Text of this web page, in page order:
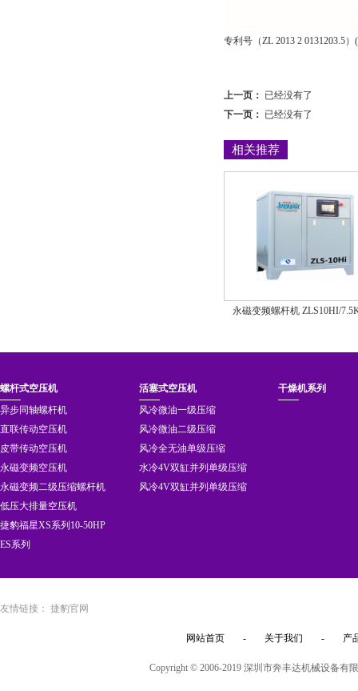
专利号（ZL 2013 2 0131203.5）
上一页： 已经没有了
下一页： 已经没有了
相关推荐
永磁变频螺杆机 ZLS10HI/
螺杆式空压机
异步同轴螺杆机
直联传动空压机
皮带传动空压机
永磁变频空压机
永磁变频二级压缩螺杆机
低压大排量空压机
捷豹福星XS系列10-50HP
ES系列
活塞式空压机
风冷微油一级压缩
风冷微油二级压缩
风冷全无油单级压缩
水冷4V双缸并列单级压缩
风冷4V双缸并列单级压缩
干燥机系列
友情链接： 捷豹官网
网站首页 - 关于我们 - 产
Copyright © 2006-2019 深圳市奔丰达机械设备有